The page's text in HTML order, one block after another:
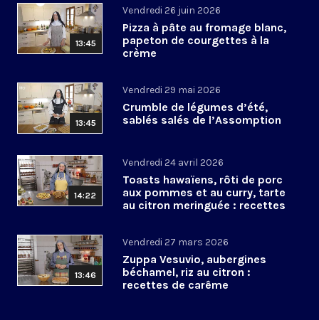
13:45
Vendredi 26 juin 2026
Pizza à pâte au fromage blanc,
papeton de courgettes à la
crème
13:45
Vendredi 29 mai 2026
Crumble de légumes d’été,
sablés salés de l’Assomption
14:22
Vendredi 24 avril 2026
Toasts hawaïens, rôti de porc
aux pommes et au curry, tarte
au citron meringuée : recettes
13:46
Vendredi 27 mars 2026
Zuppa Vesuvio, aubergines
béchamel, riz au citron :
recettes de carême